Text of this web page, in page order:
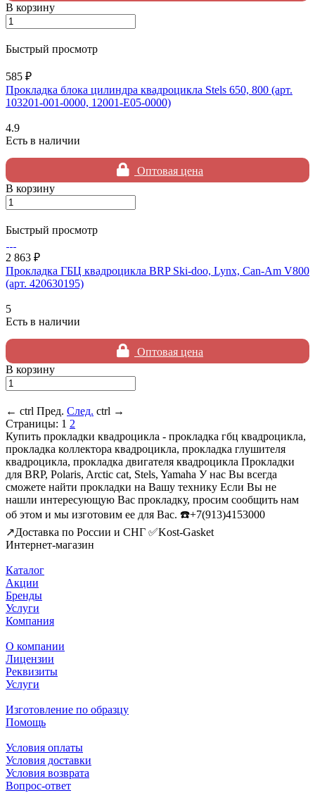
В корзину
Быстрый просмотр
585 ₽
Прокладка блока цилиндра квадроцикла Stels 650, 800 (арт.
103201-001-0000, 12001-E05-0000)
4.9
Есть в наличии
Оптовая цена
В корзину
Быстрый просмотр
2 863 ₽
Прокладка ГБЦ квадроцикла BRP Ski-doo, Lynx, Can-Am V800
(арт. 420630195)
5
Есть в наличии
Оптовая цена
В корзину
← ctrl Пред. След. ctrl →
Страницы: 1 2
Купить прокладки квадроцикла - прокладка гбц квадроцикла,
прокладка коллектора квадроцикла, прокладка глушителя
квадроцикла, прокладка двигателя квадроцикла Прокладки
для BRP, Polaris, Arctic cat, Stels, Yamaha У нас Вы всегда
сможете найти прокладки на Вашу технику Если Вы не
нашли интересующую Вас прокладку, просим сообщить нам
об этом и мы изготовим ее для Вас. ☎️+7(913)4153000
↗️Доставка по России и СНГ ✅Kost-Gasket
Интернет-магазин
Каталог
Акции
Бренды
Услуги
Компания
О компании
Лицензии
Реквизиты
Услуги
Изготовление по образцу
Помощь
Условия оплаты
Условия доставки
Условия возврата
Вопрос-ответ